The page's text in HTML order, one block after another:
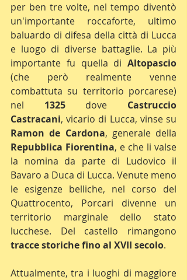
per ben tre volte, nel tempo diventò
un'importante roccaforte, ultimo
baluardo di difesa della città di Lucca
e luogo di diverse battaglie. La più
importante fu quella di Altopascio
(che però realmente venne
combattuta su territorio porcarese)
nel 1325 dove Castruccio
Castracani
Ramon de Cardona
Repubblica Fiorentina, e che li valse
la nomina da parte di Ludovico il
Bavaro a Duca di Lucca. Venute meno
le esigenze belliche, nel corso del
Quattrocento, Porcari divenne un
territorio marginale dello stato
tracce storiche fino al XVII secolo.
Attualmente, tra i luoghi di maggiore